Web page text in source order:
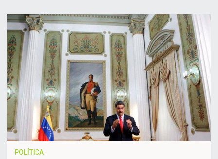
POLÍTICA